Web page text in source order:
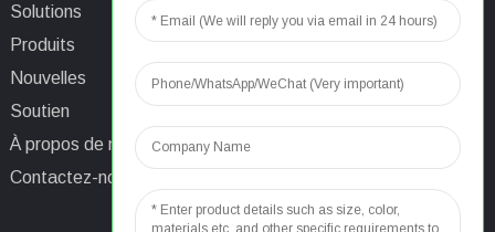
Solutions
Produits
Nouvelles
Soutien
À propos de nous
Contactez-nous
Tél.+86 13641976142
Adresse : No. 253 Yulv
Road, Jiading Area,
Shanghai, Chine, 201801